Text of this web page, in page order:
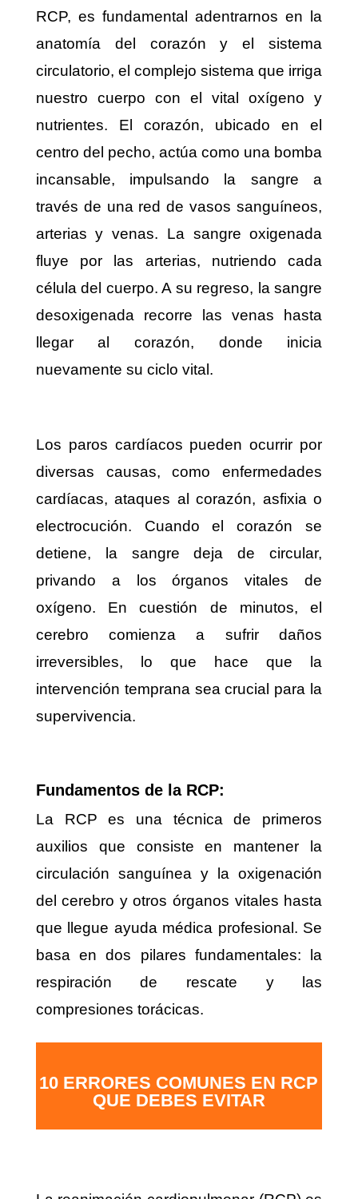
RCP, es fundamental adentrarnos en la
anatomía del corazón y el sistema
circulatorio, el complejo sistema que irriga
nuestro cuerpo con el vital oxígeno y
nutrientes. El corazón, ubicado en el
centro del pecho, actúa como una bomba
incansable, impulsando la sangre a
través de una red de vasos sanguíneos,
arterias y venas. La sangre oxigenada
fluye por las arterias, nutriendo cada
célula del cuerpo. A su regreso, la sangre
desoxigenada recorre las venas hasta
llegar al corazón, donde inicia
nuevamente su ciclo vital.
Los paros cardíacos pueden ocurrir por
diversas causas, como enfermedades
cardíacas, ataques al corazón, asfixia o
electrocución. Cuando el corazón se
detiene, la sangre deja de circular,
privando a los órganos vitales de
oxígeno. En cuestión de minutos, el
cerebro comienza a sufrir daños
irreversibles, lo que hace que la
intervención temprana sea crucial para la
supervivencia.
Fundamentos de la RCP:
La RCP es una técnica de primeros
auxilios que consiste en mantener la
circulación sanguínea y la oxigenación
del cerebro y otros órganos vitales hasta
que llegue ayuda médica profesional. Se
basa en dos pilares fundamentales: la
respiración de rescate y las
compresiones torácicas.
10 ERRORES COMUNES EN RCP
QUE DEBES EVITAR